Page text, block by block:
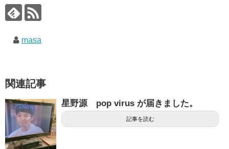
masa
関連記事
星野源 pop virus が届きました。
記事を読む